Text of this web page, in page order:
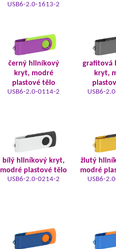
USB6-2.0-1613-2
černý hliníkový
kryt, modré
plastové tělo
USB6-2.0-0114-2
grafitová
kryt,
USB6-
bílý hliníkový kryt,
modré plastové tělo
USB6-2.0-0214-2
žlutý
modré
USB6-